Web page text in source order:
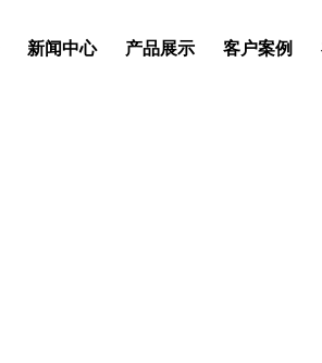
新闻中心 产品展示 客户案例